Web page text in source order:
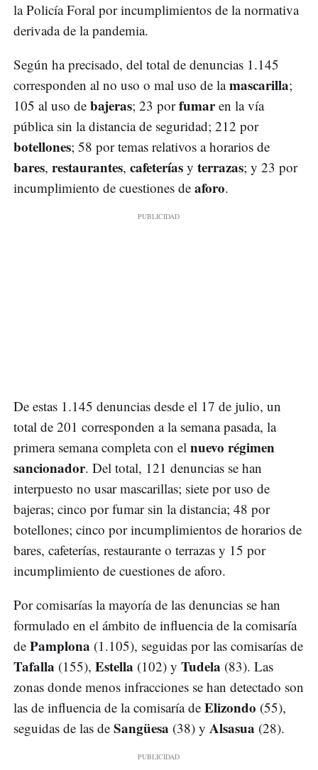
la Policía Foral por incumplimientos de la normativa
derivada de la pandemia.
Según ha precisado, del total de denuncias 1.145
corresponden al no uso o mal uso de lamascarilla;
105 al uso de bajeras; 23 porfumaren la vía
pública sin la distancia de seguridad; 212 por
botellones; 58 por temas relativos a horarios de
bares, restaurantes, cafeterías y terrazas; y 23 por
incumplimiento de cuestiones de aforo.
De estas 1.145 denuncias desde el 17 de julio, un
total de 201 corresponden a la semana pasada, la
primera semana completa con el nuevo régimen
sancionador. Del total, 121 denuncias se han
interpuesto no usar mascarillas; siete por uso de
bajeras; cinco por fumar sin la distancia; 48 por
botellones; cinco por incumplimientos de horarios de
bares, cafeterías, restaurante o terrazas y 15 por
incumplimiento de cuestiones de aforo.
Por comisarías la mayoría de las denuncias se han
formulado en el ámbito de influencia de la comisaría
de Pamplona (1.105), seguidas por las comisarías de
Tafalla (155), Estella (102) y Tudela (83). Las
zonas donde menos infracciones se han detectado son
las de influencia de la comisaría de Elizondo (55),
seguidas de las de Sangüesa (38) y Alsasua (28).